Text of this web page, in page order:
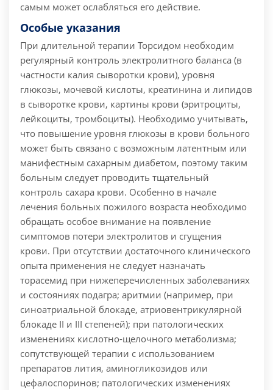
самым может ослабляться его действие.
Особые указания
При длительной терапии Торсидом необходим
регулярный контроль электролитного баланса (в
частности калия сыворотки крови), уровня
глюкозы, мочевой кислоты, креатинина и липидов
в сыворотке крови, картины крови (эритроциты,
лейкоциты, тромбоциты). Необходимо учитывать,
что повышение уровня глюкозы в крови больного
может быть связано с возможным латентным или
манифестным сахарным диабетом, поэтому таким
больным следует проводить тщательный
контроль сахара крови. Особенно в начале
лечения больных пожилого возраста необходимо
обращать особое внимание на появление
симптомов потери электролитов и сгущения
крови. При отсутствии достаточного клинического
опыта применения не следует назначать
торасемид при нижеперечисленных заболеваниях
и состояниях подагра; аритмии (например, при
синоатриальной блокаде, атриовентрикулярной
блокаде II и III степеней); при патологических
изменениях кислотно-щелочного метаболизма;
сопутствующей терапии с использованием
препаратов лития, аминогликозидов или
цефалоспоринов; патологических изменениях